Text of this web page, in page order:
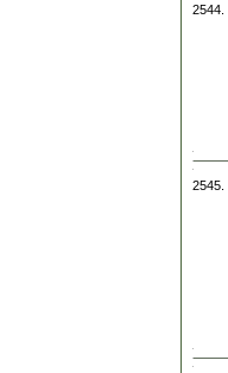
2544.
2545.